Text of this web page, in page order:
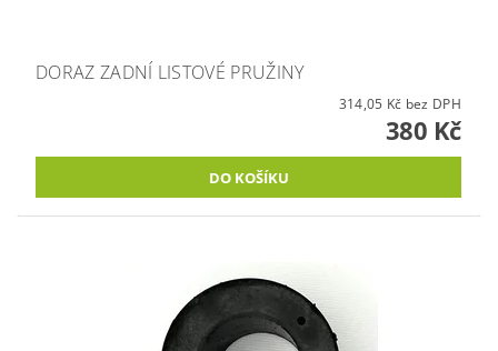
DORAZ ZADNÍ LISTOVÉ PRUŽINY
314,05 Kč bez DPH
380 Kč